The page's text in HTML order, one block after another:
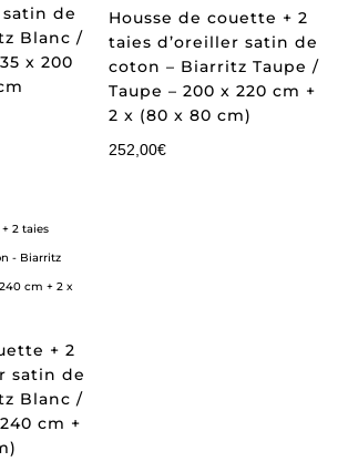
de
Blanc /
x 200
Housse de couette + 2
taies d’oreiller satin de
coton – Biarritz Taupe /
Taupe – 200 x 220 cm +
2 x (80 x 80 cm)
252,00€
+ 2
satin de
Blanc /
cm +